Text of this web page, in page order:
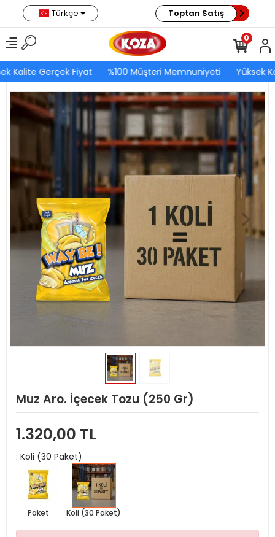
Kalite Gerçek Fiyat %100 Müşteri Memnuniyeti Yüksek
Türkçe Toptan Satış
0
Muz Aro. İçecek Tozu (250 Gr)
1.320,00 TL
: Koli (30 Paket)
Paket Koli (30 Paket)